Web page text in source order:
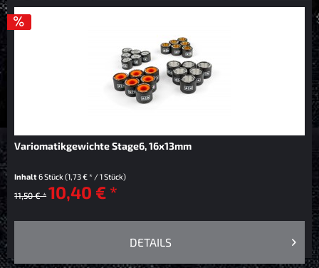
Variomatikgewichte Stage6, 16x13mm
Inhalt6 Stück(1,73 € * / 1 Stück)
11,50 € * 10,40 € *
DETAILS